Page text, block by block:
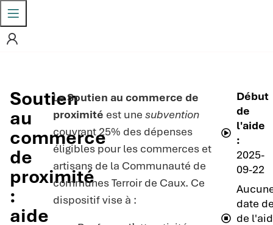
Soutien
au
commerce
de
proximité
:
aide
LeSoutien au commerce de
proximité est une subvention
couvrant 25% des dépenses
éligibles pour les commerces et
artisans de la Communauté de
communes Terroir de Caux. Ce
dispositif vise à :
Début
de
l'aide
:
2025-
09-22
date
de